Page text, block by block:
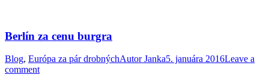
Berlín za cenu burgra
Blog, Európa za pár drobnýchAutorJanka5. januára 2016Leave a
comment